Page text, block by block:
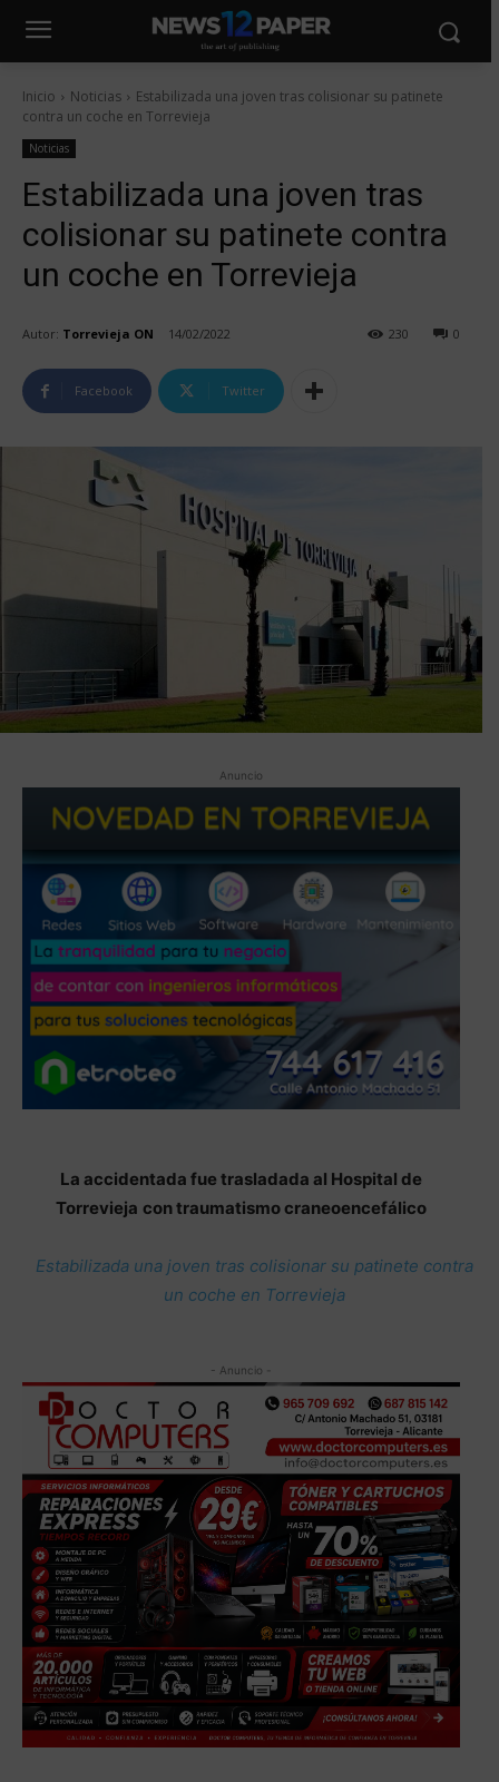
Inicio Noticias
Estabilizada una joven tras colisionar su patinete
contra un coche en Torrevieja
Noticias
Estabilizada una joven tras
colisionar su patinete contra
un coche en Torrevieja
Autor: Torrevieja ON 14/02/2022 0
230
Facebook Twitter
Anuncio
La accidentada fue trasladada al Hospital de
Torrevieja con traumatismo craneoencefálico
Estabilizada una joven tras colisionar su patinete contra
un coche en Torrevieja
- Anuncio -